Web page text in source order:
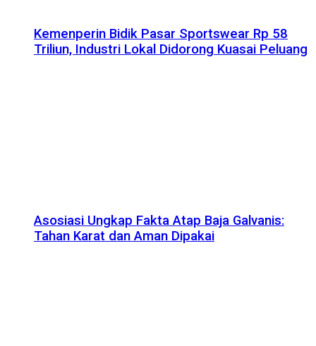
Kemenperin Bidik Pasar Sportswear Rp 58
Triliun, Industri Lokal Didorong Kuasai Peluang
Asosiasi Ungkap Fakta Atap Baja Galvanis:
Tahan Karat dan Aman Dipakai